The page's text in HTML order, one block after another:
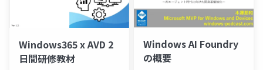
Windows365 x AVD 2
日間研修教材
Windows AI Foundry
の概要